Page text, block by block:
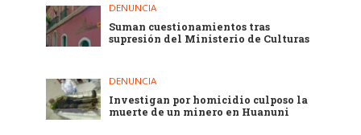
DENUNCIA
Suman cuestionamientos tras
supresión del Ministerio de Culturas
DENUNCIA
Investigan por homicidio culposo la
muerte de un minero en Huanuni